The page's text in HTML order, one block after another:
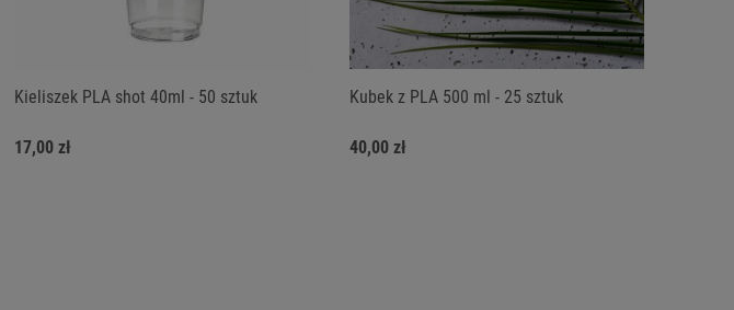
Kieliszek PLA shot 40ml - 50 sztuk
17,00 zł
Kubek z PLA 500 ml - 25 sztuk
40,00 zł